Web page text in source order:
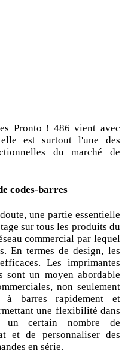
Pronto ! 486 vient avec
est surtout l'une des
du marché de
codes-barres
une partie essentielle
sur tous les produits du
commercial par lequel
En termes de design, les
Les imprimantes
sont un moyen abordable
non seulement
à barres rapidement et
une flexibilité dans
un certain nombre de
et de personnaliser des
en série.